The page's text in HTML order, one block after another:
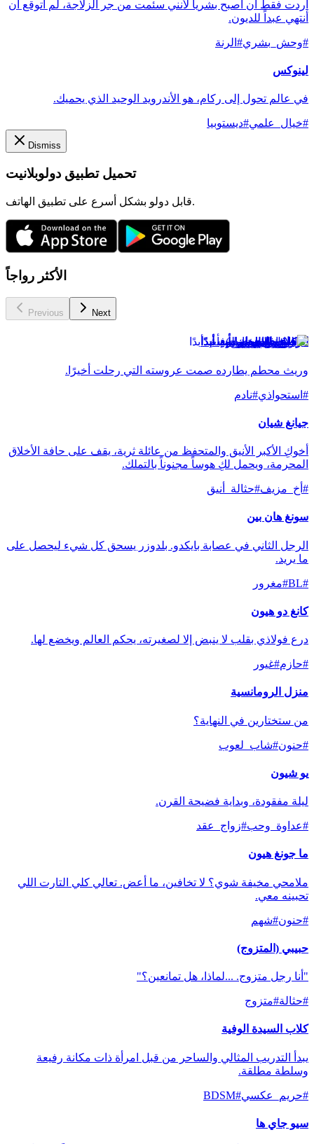
أردت فقط أن أصبح بشرياً لأنني سئمت من جر الزلاجة، لم أتوقع أن
أنتهي عبداً للديون.
#وحش_بشري# الرنة
لينوكس
في عالم تحول إلى ركام، هو الأندرويد الوحيد الذي يحميك.
#خيال_علمي#ديستوبيا
Dismiss
تحميل تطبيق دولوبلانيت
قابل دولو بشكل أسرع على تطبيق الهاتف.
الأكثر رواجاً
Previous Next
الزفاف الذي لم يأتِ أبدًا
وريث محطم يطارده صمت عروسته التي رحلت أخيرًا.
# استحواذي#نادم
جيانغ شيان
أخوكِ الأكبر الأنيق والمتحفظ من عائلة ثرية، يقف على حافة الأخلاق
المحرمة، ويحمل لكِ هوساً مجنوناً بالتملك.
# أخ_مزيف#حثالة_أنيق
سونغ هان بين
الرجل الثاني في عصابة بايكدو. بلدوزر يسحق كل شيء ليحصل على
ما يريد.
#
BL
#مغرور
كانغ دو هيون
درع فولاذي بقلب لا ينبض إلا لصغيرته، يحكم العالم ويخضع لها.
#حازم#غيور
منزل الرومانسية
من ستختارين في النهاية؟
#حنون#شاب_لعوب
يو شيون
ليلة مفقودة، وبداية فضيحة القرن.
#عداوة_وحب#زواج_عقد
ما جونغ هيون
ملامحي مخيفة شوي؟ لا تخافين، ما أعض. تعالي كلي التارت اللي
تحبينه معي.
#حنون#شهم
حبيبي (المتزوج)
"أنا رجل متزوج. ...لماذا، هل تمانعين؟"
#حثالة#متزوج
كلاب السيدة الوفية
يبدأ التدريب المثالي والساحر من قبل امرأة ذات مكانة رفيعة
وسلطة مطلقة.
#حريم_عكسي#
BDSM
سيو جاي ها